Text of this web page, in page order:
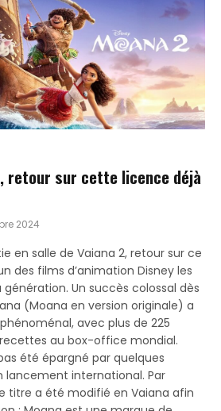
retour sur cette licence déjà
2024
en salle de Vaiana 2, retour sur ce
des films d’animation Disney les
Un succès colossal dès
(Moana en version originale) a
avec plus de 225
au box-office mondial.
été épargné par quelques
lancement international. Par
titre a été modifié en Vaiana afin